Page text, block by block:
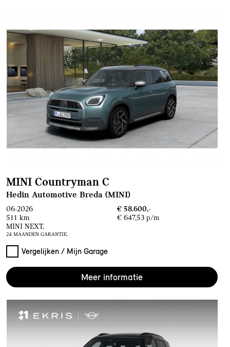
MINI Countryman C
Hedin Automotive Breda (MINI)
06-2026
€ 58.600,-
511 km
€ 647,53 p/m
MINI NEXT.
24 MAANDEN GARANTIE.
Vergelijken / Mijn Garage
Meer informatie